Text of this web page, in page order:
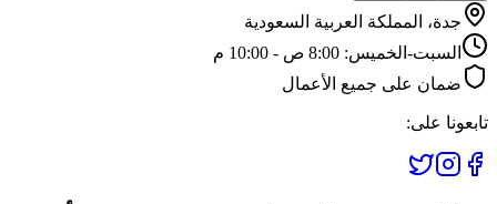
جدة، المملكة العربية السعودية
السبت-الخميس: 8:00 ص - 10:00 م
ضمان على جميع الأعمال
تابعونا على: